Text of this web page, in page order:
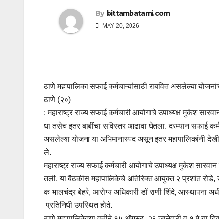
By bittambatami.com
MAY 20, 2026
ठाणे महापालिका सफाई कर्मचाऱ्यांसाठी राबवित असलेल्या
ठाणे (२०)
: महाराष्ट्र राज्य सफाई कर्मचारी आयोगाचे उपाध्यक्ष मुकेश
धा तसेच इतर बाबींचा सविस्तर आढावा घेतला. दरम्यान सफाई
असलेल्या योजना या अभिमानास्पद असून इतर महापालिकांनी
ले.
महाराष्ट्र राज्य सफाई कर्मचारी आयोगाचे उपाध्यक्ष मुकेश
तली. या बैठकीस महापालिकेचे अतिरिक्त आयुक्त २ प्रशांत रोडे,
क भालचंद्र बेहरे, आरोग्य अधिकारी डॉ राणी शिंदे, आस्थापना
प्रतिनिधी उपस्थित होते.